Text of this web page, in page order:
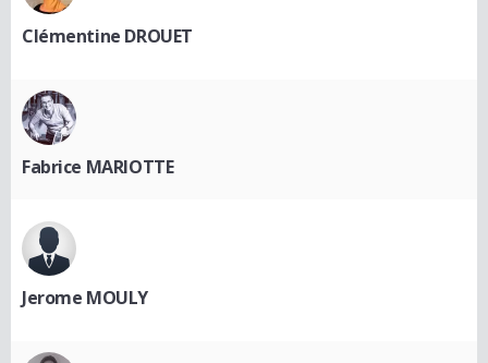
Clémentine DROUET
Fabrice MARIOTTE
Jerome MOULY